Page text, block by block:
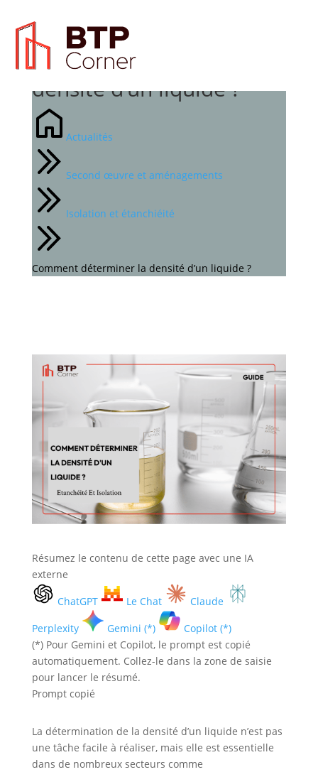
Comment déterminer la
densité d’un liquide ?
Actualités
Second œuvre et aménagements
Isolation et étanchiéité
Comment déterminer la densité d’un liquide ?
Résumez le contenu de cette page avec une IA
externe
ChatGPT
Le Chat
Claude
Perplexity
Gemini (*)
Copilot (*)
(*) Pour Gemini et Copilot, le prompt est copié
automatiquement. Collez-le dans la zone de saisie
pour lancer le résumé.
Prompt copié
La détermination de la densité d’un liquide n’est pas
une tâche facile à réaliser, mais elle est essentielle
dans de nombreux secteurs comme